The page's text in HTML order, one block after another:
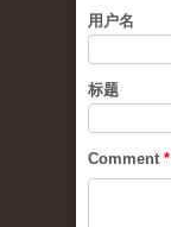
用户名
标题
Comment *